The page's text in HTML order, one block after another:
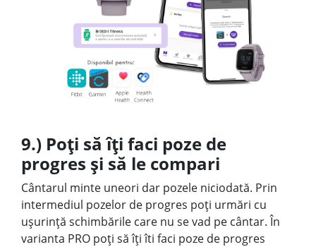
9.) Poți să îți faci poze de
progres și să le compari
Cântarul minte uneori dar pozele niciodată. Prin
intermediul pozelor de progres poți urmări cu
ușurință schimbările care nu se vad pe cântar. ⁠În
varianta PRO poți să îți îti faci poze de progres